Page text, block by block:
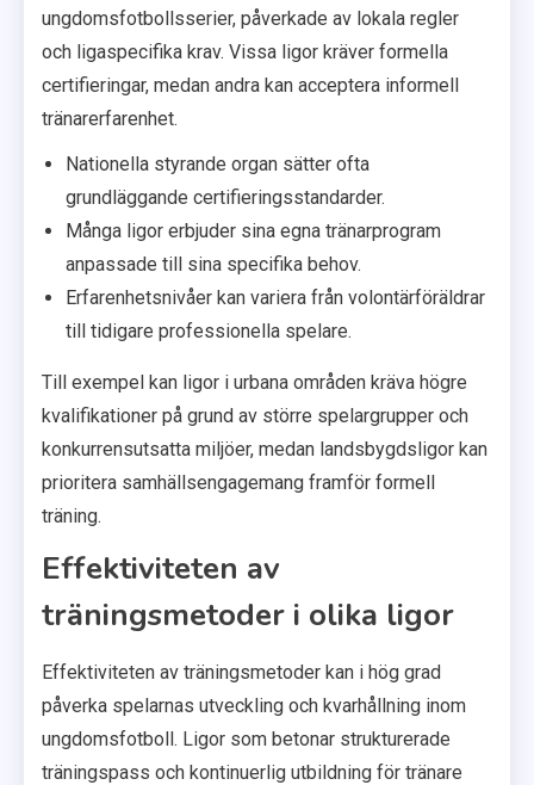
ungdomsfotbollsserier, påverkade av lokala regler
och ligaspecifika krav. Vissa ligor kräver formella
certifieringar, medan andra kan acceptera informell
tränarerfarenhet.
Nationella styrande organ sätter ofta
grundläggande certifieringsstandarder.
Många ligor erbjuder sina egna tränarprogram
anpassade till sina specifika behov.
Erfarenhetsnivåer kan variera från volontärföräldrar
till tidigare professionella spelare.
Till exempel kan ligor i urbana områden kräva högre
kvalifikationer på grund av större spelargrupper och
konkurrensutsatta miljöer, medan landsbygdsligor kan
prioritera samhällsengagemang framför formell
träning.
Effektiviteten av
träningsmetoder i olika ligor
Effektiviteten av träningsmetoder kan i hög grad
påverka spelarnas utveckling och kvarhållning inom
ungdomsfotboll. Ligor som betonar strukturerade
träningspass och kontinuerlig utbildning för tränare